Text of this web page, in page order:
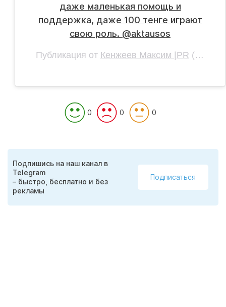
даже маленькая помощь и
поддержка, даже 100 тенге играют
свою роль. @aktausos
Публикация от Кенжеев Максим |PR (@makisound)
0 0 0
Подпишись на наш канал в
Telegram
– быстро, бесплатно и без
рекламы
Подписаться